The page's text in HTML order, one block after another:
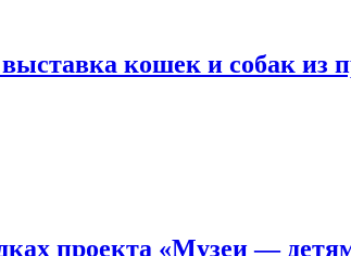
кошек и собак из
проекта «Музеи —